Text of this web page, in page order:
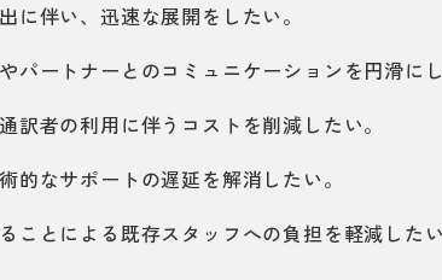
に伴い、迅速な展開をしたい。
パートナーとのコミュニケーションを円滑にし
訳者の利用に伴うコストを削減したい。
的なサポートの遅延を解消したい。
ことによる既存スタッフへの負担を軽減したい